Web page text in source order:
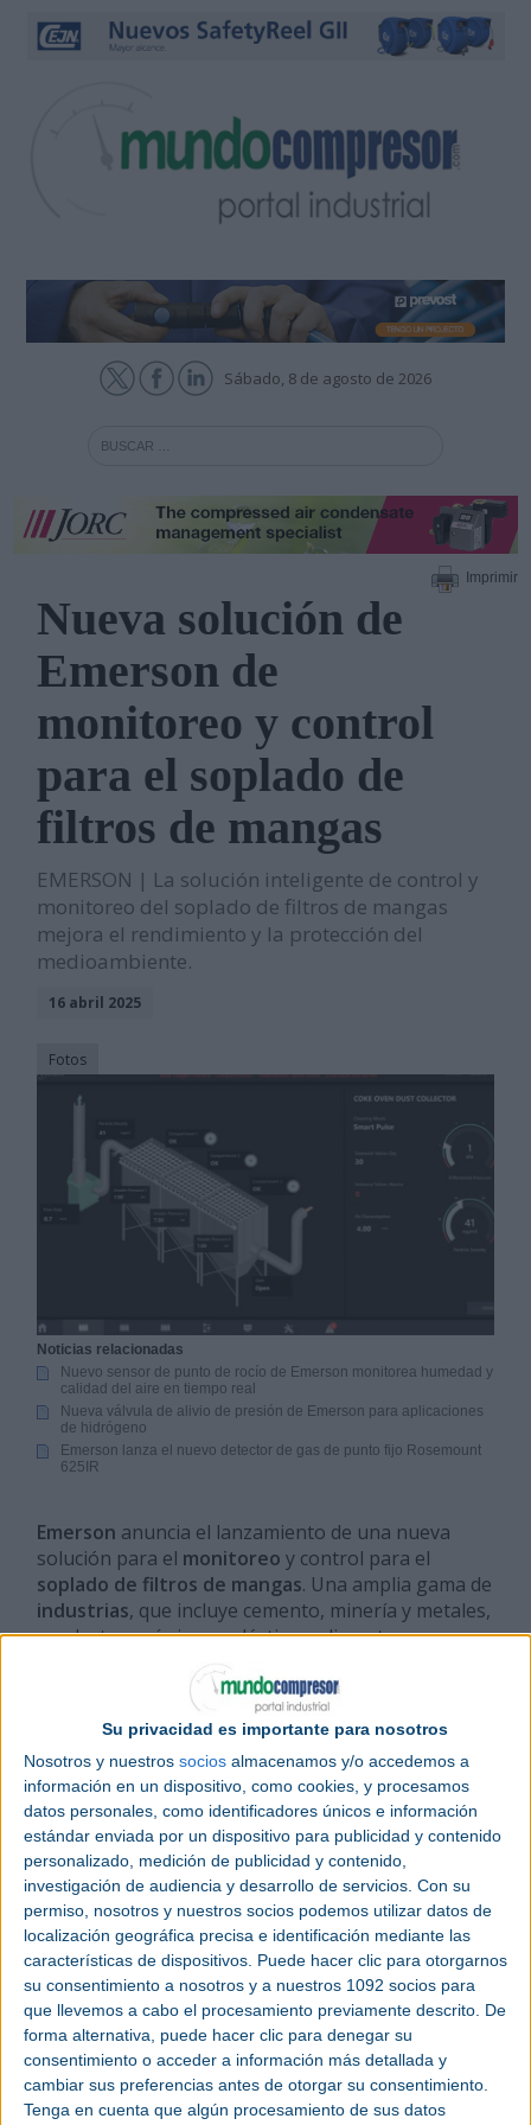
Su privacidad es importante para nosotros
Nosotros y nuestros socios almacenamos y/o accedemos a
información en un dispositivo, como cookies, y procesamos
datos personales, como identificadores únicos e información
estándar enviada por un dispositivo para publicidad y contenido
personalizado, medición de publicidad y contenido,
investigación de audiencia y desarrollo de servicios. Con su
permiso, nosotros y nuestros socios podemos utilizar datos de
localización geográfica precisa e identificación mediante las
características de dispositivos. Puede hacer clic para otorgarnos
su consentimiento a nosotros y a nuestros 1092 socios para
que llevemos a cabo el procesamiento previamente descrito. De
forma alternativa, puede hacer clic para denegar su
consentimiento o acceder a información más detallada y
cambiar sus preferencias antes de otorgar su consentimiento.
Tenga en cuenta que algún procesamiento de sus datos
Sábado, 8 de agosto de 2026
Imprimir
Nueva solución de
Emerson de
monitoreo y control
para el soplado de
filtros de mangas
EMERSON | La solución inteligente de control y
monitoreo del soplado de filtros de mangas
mejora el rendimiento y la protección del
medioambiente.
16 abril 2025
Fotos
Noticias relacionadas
Nuevo sensor de punto de rocío de Emerson monitorea humedad y
calidad del aire en tiempo real
Nueva válvula de alivio de presión de Emerson para aplicaciones
de hidrógeno
Emerson lanza el nuevo detector de gas de punto fijo Rosemount
625IR
Emerson anuncia el lanzamiento de una nueva
solución para el monitoreoy control para el
soplado de filtros de mangas. Una amplia gama de
industrias, que incluye cemento, minería y metales,
productos químicos y plásticos, alimentos y
productos lácteos, energía, servicios generales y
otras, manipulan materiales que generan
cantidades significativas de emisiones de polvo y
partículas. Laautomatizacióndel monitoreo de la
recolección de polvo es una forma eficaz de
optimizar la filtración, garantizar el cumplimiento
ambiental, reducir el costoso mantenimiento y
evitar costosos tiempos de paradas imprevistas.
Esta solución inteligente y fácil de implementar
también se integra a la perfección con los sistemas
de automatización de plantas existentes, lo que
ayuda a ampliar la vida útil del equipo del colector
de polvo y a aumentar la eficiencia operativa
general.
Los filtros de mangas están diseñados para
capturar partículas y vapores potencialmente